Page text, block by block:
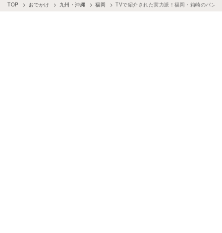
TOP おでかけ 九州・沖縄 福岡 TVで紹介された実力派！福岡・箱崎のパン